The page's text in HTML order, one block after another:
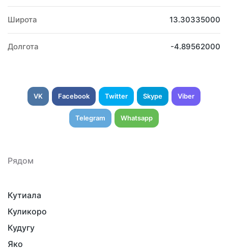
Широта 13.30335000
Долгота -4.89562000
VK Facebook Twitter Skype Viber
Telegram Whatsapp
Рядом
Кутиала
Куликоро
Кудугу
Яко